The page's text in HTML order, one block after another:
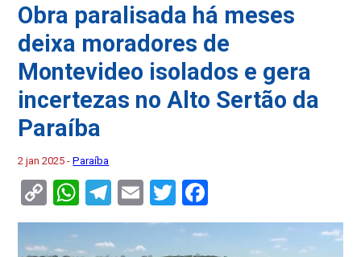
Obra paralisada há meses
deixa moradores de
Montevideo isolados e gera
incertezas no Alto Sertão da
Paraíba
2 jan 2025 -Paraíba
Copy
Link
WhatsApp
Telegram
EmailTwitter